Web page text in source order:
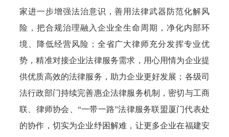
家进一步增强法治意识，善用法律武器防范化解风
险，把合规治理融入企业全生命周期，净化内部环
境、降低经营风险；全省广大律师充分发挥专业优
势，精准对接企业法律服务需求，用心用情为企业提
供优质高效的法律服务，助力企业更好发展；各级司
法行政部门持续完善惠企法律服务机制，密切与工商
联、律师协会、“一带一路”法律服务联盟厦门代表处
的协作，切实为企业纾困解难，让更多企业在福建安